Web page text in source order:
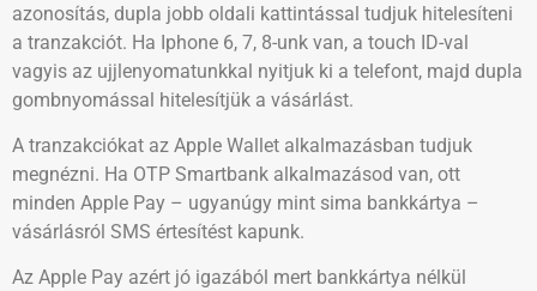
azonosítás, dupla jobb oldali kattintással tudjuk hitelesíteni
a tranzakciót. Ha Iphone 6, 7, 8-unk van, a touch ID-val
vagyis az ujjlenyomatunkkal nyitjuk ki a telefont, majd dupla
gombnyomással hitelesítjük a vásárlást.
A tranzakciókat az Apple Wallet alkalmazásban tudjuk
megnézni. Ha OTP Smartbank alkalmazásod van, ott
minden Apple Pay – ugyanúgy mint sima bankkártya –
vásárlásról SMS értesítést kapunk.
Az Apple Pay azért jó igazából mert bankkártya nélkül